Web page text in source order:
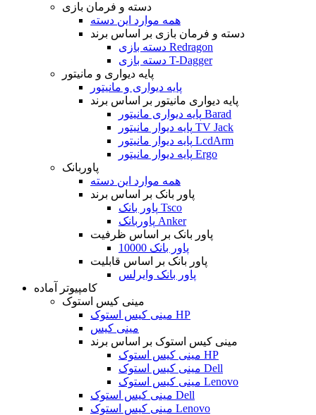
دسته و فرمان بازی
همه موارد این دسته
دسته و فرمان بازی بر اساس برند
دسته بازی Redragon
دسته بازی T-Dagger
پایه دیواری و مانیتور
پایه دیواری و مانیتور
پایه دیواری مانیتور بر اساس برند
پایه دیواری مانیتور Barad
پایه دیوار مانیتور TV Jack
پایه دیوار مانیتور LcdArm
پایه دیوار مانیتور Ergo
پاوربانک
همه موارد این دسته
پاور بانک بر اساس برند
پاور بانک Tsco
پاوربانک Anker
پاور بانک بر اساس ظرفیت
پاور بانک 10000
پاور بانک بر اساس قابلیت
پاور بانک وایرلس
کامپیوتر آماده
مینی کیس استوک
مینی کیس استوک HP
مینی کیس
مینی کیس استوک بر اساس برند
مینی کیس استوک HP
مینی کیس استوک Dell
مینی کیس استوک Lenovo
مینی کیس استوک Dell
مینی کیس استوک Lenovo